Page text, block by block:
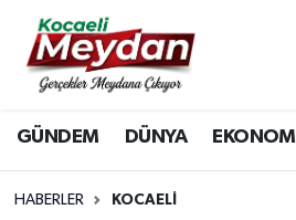
GÜNDEM DÜNYA EKONOMİ
HABERLER KOCAELI
Nöbetçi Eczaneler
Hava Durumu
Trafik Durumu